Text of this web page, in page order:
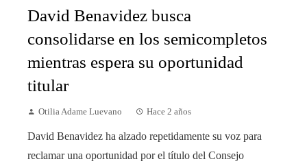
David Benavidez busca
consolidarse en los semicompletos
mientras espera su oportunidad
titular
Otilia Adame Luevano Hace 2 años
David Benavidez ha alzado repetidamente su voz para
reclamar una oportunidad por el título del Consejo